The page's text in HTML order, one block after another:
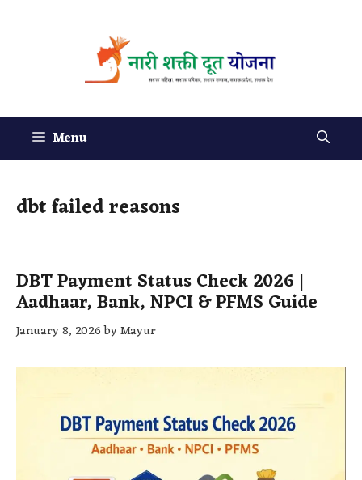
Menu
dbt failed reasons
DBT Payment Status Check 2026 |
Aadhaar, Bank, NPCI & PFMS Guide
January 8, 2026byMayur